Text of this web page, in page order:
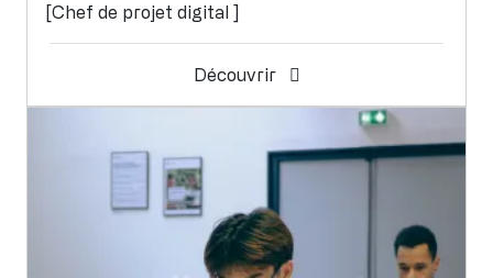
[Chef de projet digital ]
Découvrir